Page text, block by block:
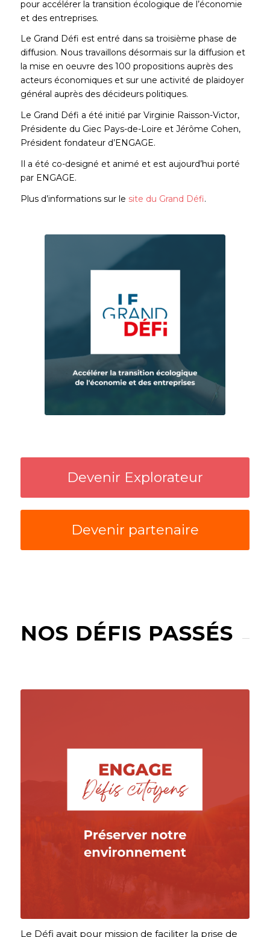
pour accélérer la transition écologique de l’économie
et des entreprises.
Le Grand Défi est entré dans sa troisième phase de
diffusion. Nous travaillons désormais sur la diffusion et
la mise en oeuvre des 100 propositions auprès des
acteurs économiques et sur une activité de plaidoyer
général auprès des décideurs politiques.
Le Grand Défi a été initié par Virginie Raisson-Victor,
Présidente du Giec Pays-de-Loire et Jérôme Cohen,
Président fondateur d’ENGAGE.
Il a été co-designé et animé et est aujourd’hui porté
par ENGAGE.
Plus d’informations sur le site du Grand Défi.
Devenir Explorateur
Devenir partenaire
NOS DÉFIS PASSÉS
Le Défi avait pour mission de faciliter la prise de